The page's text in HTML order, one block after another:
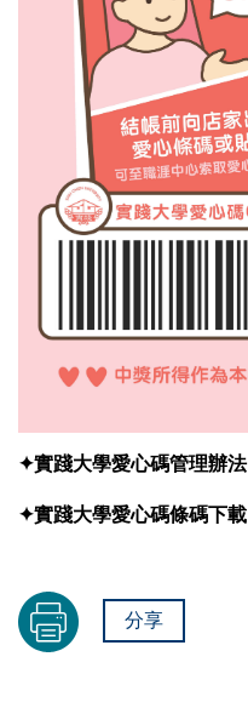
✦實踐大學愛心碼管理辦法
✦實踐大學愛心碼條碼下載
分享